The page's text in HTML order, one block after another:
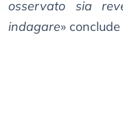
osservato sia
indagare»